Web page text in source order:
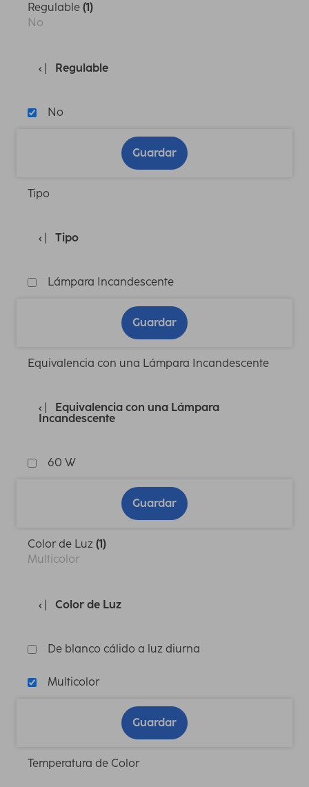
Regulable (1)
No
Regulable
No
Guardar
Tipo
Tipo
Lámpara Incandescente
Guardar
Equivalencia con una Lámpara Incandescente
Equivalencia con una Lámpara
Incandescente
60 W
Guardar
Color de Luz (1)
Multicolor
Color de Luz
De blanco cálido a luz diurna
Multicolor
Guardar
Temperatura de Color